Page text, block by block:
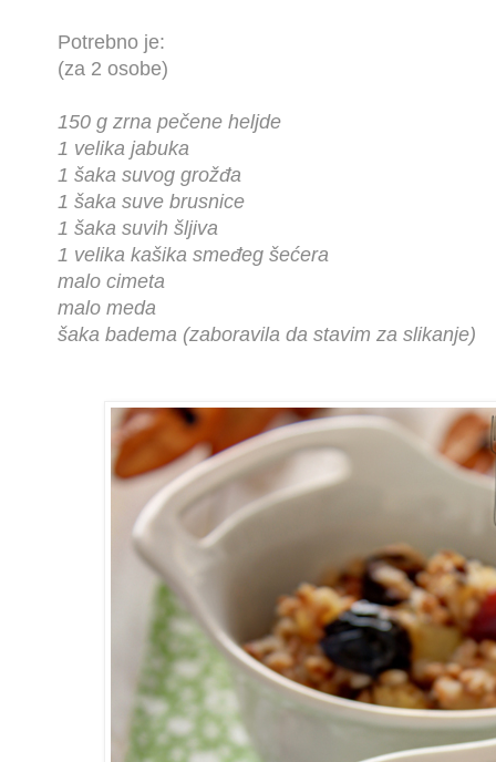
Potrebno je:
(za 2 osobe)
150 g zrna pečene heljde
1 velika jabuka
1 šaka suvog grožđa
1 šaka suve brusnice
1 šaka suvih šljiva
1 velika kašika smeđeg šećera
malo cimeta
malo meda
šaka badema (zaboravila da stavim za slikanje)